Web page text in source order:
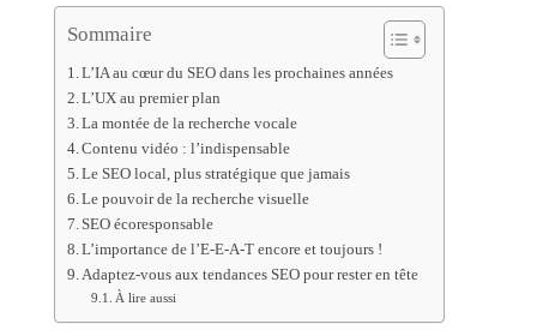
Sommaire
L’IA au cœur du SEO dans les prochaines années
L’UX au premier plan
La montée de la recherche vocale
Contenu vidéo : l’indispensable
Le SEO local, plus stratégique que jamais
Le pouvoir de la recherche visuelle
SEO écoresponsable
L’importance de l’E-E-A-T encore et toujours !
Adaptez-vous aux tendances SEO pour rester en tête
À lire aussi